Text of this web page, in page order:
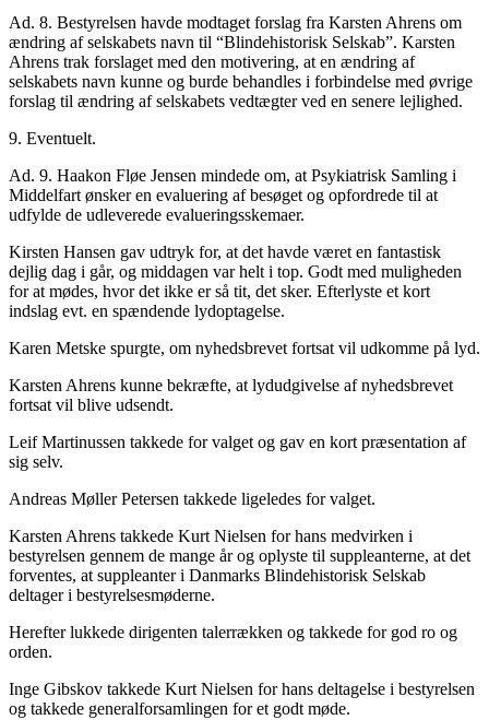
Ad. 8. Bestyrelsen havde modtaget forslag fra Karsten Ahrens om
ændring af selskabets navn til “Blindehistorisk Selskab”. Karsten
Ahrens trak forslaget med den motivering, at en ændring af
selskabets navn kunne og burde behandles i forbindelse med øvrige
forslag til ændring af selskabets vedtægter ved en senere lejlighed.
9. Eventuelt.
Ad. 9. Haakon Fløe Jensen mindede om, at Psykiatrisk Samling i
Middelfart ønsker en evaluering af besøget og opfordrede til at
udfylde de udleverede evalueringsskemaer.
Kirsten Hansen gav udtryk for, at det havde været en fantastisk
dejlig dag i går, og middagen var helt i top. Godt med muligheden
for at mødes, hvor det ikke er så tit, det sker. Efterlyste et kort
indslag evt. en spændende lydoptagelse.
Karen Metske spurgte, om nyhedsbrevet fortsat vil udkomme på lyd.
Karsten Ahrens kunne bekræfte, at lydudgivelse af nyhedsbrevet
fortsat vil blive udsendt.
Leif Martinussen takkede for valget og gav en kort præsentation af
sig selv.
Andreas Møller Petersen takkede ligeledes for valget.
Karsten Ahrens takkede Kurt Nielsen for hans medvirken i
bestyrelsen gennem de mange år og oplyste til suppleanterne, at det
forventes, at suppleanter i Danmarks Blindehistorisk Selskab
deltager i bestyrelsesmøderne.
Herefter lukkede dirigenten talerrækken og takkede for god ro og
orden.
Inge Gibskov takkede Kurt Nielsen for hans deltagelse i bestyrelsen
og takkede generalforsamlingen for et godt møde.